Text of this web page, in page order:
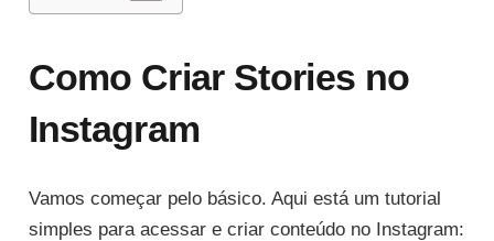
Como Criar Stories no
Instagram
Vamos começar pelo básico. Aqui está um tutorial
simples para acessar e criar conteúdo no Instagram: